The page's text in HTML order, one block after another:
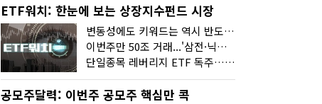
ETF워치: 한눈에 보는 상장지수펀드 시장
변동성에도 키워드는 역시 반도체…신상품은 우주·방산
이번주만 50조 거래...'삼전·닉스 레버리지' 수익률은 -30%
단일종목 레버리지 ETF 독주…'증시 블랙홀'
공모주달력: 이번주 공모주 핵심만 콕